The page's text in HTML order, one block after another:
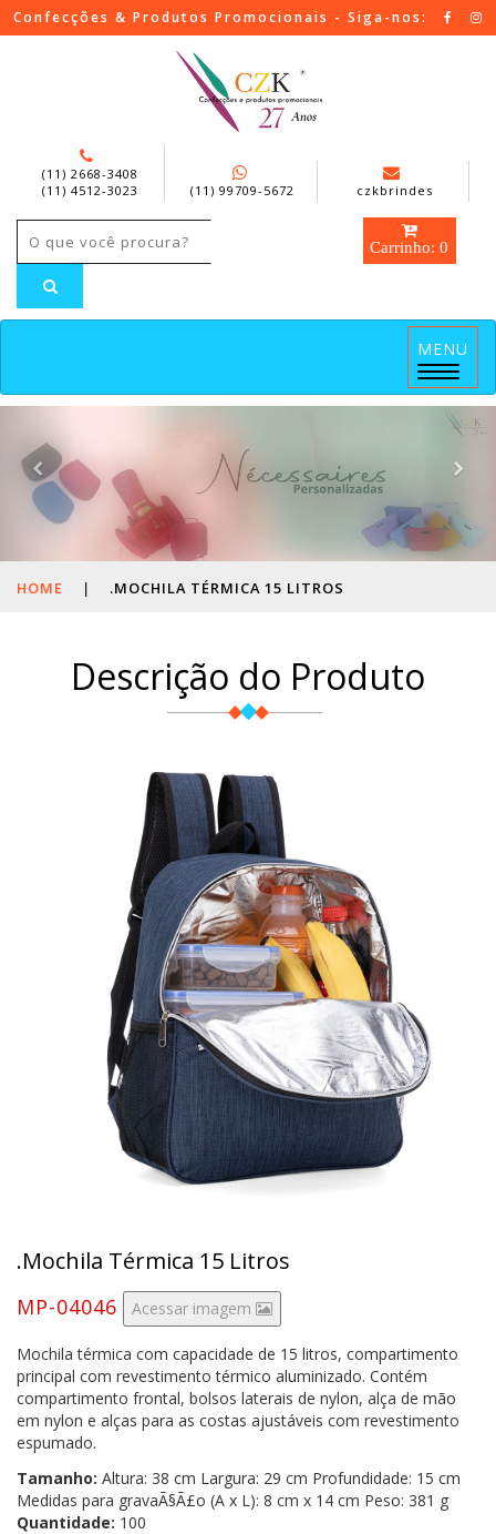
Confecções & Produtos Promocionais - Siga-nos:
(11) 2668-3408
(11) 4512-3023
(11) 99709-5672 czkbrindes
Carrinho: 0
MENU
Menu
HOME | .MOCHILA TÉRMICA 15 LITROS
Descrição do Produto
.Mochila Térmica 15 Litros
MP-04046 Acessar imagem
Mochila térmica com capacidade de 15 litros, compartimento
principal com revestimento térmico aluminizado. Contém
compartimento frontal, bolsos laterais de nylon, alça de mão
em nylon e alças para as costas ajustáveis com revestimento
espumado.
Tamanho: Altura: 38 cm Largura: 29 cm Profundidade: 15 cm
Medidas para gravaÃ§Ã£o (A x L): 8 cm x 14 cm Peso: 381 g
Quantidade: 100